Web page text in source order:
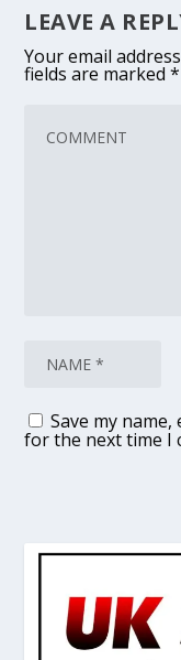
LEAVE A
Your email
fields are marked*
Save my
for the next time I